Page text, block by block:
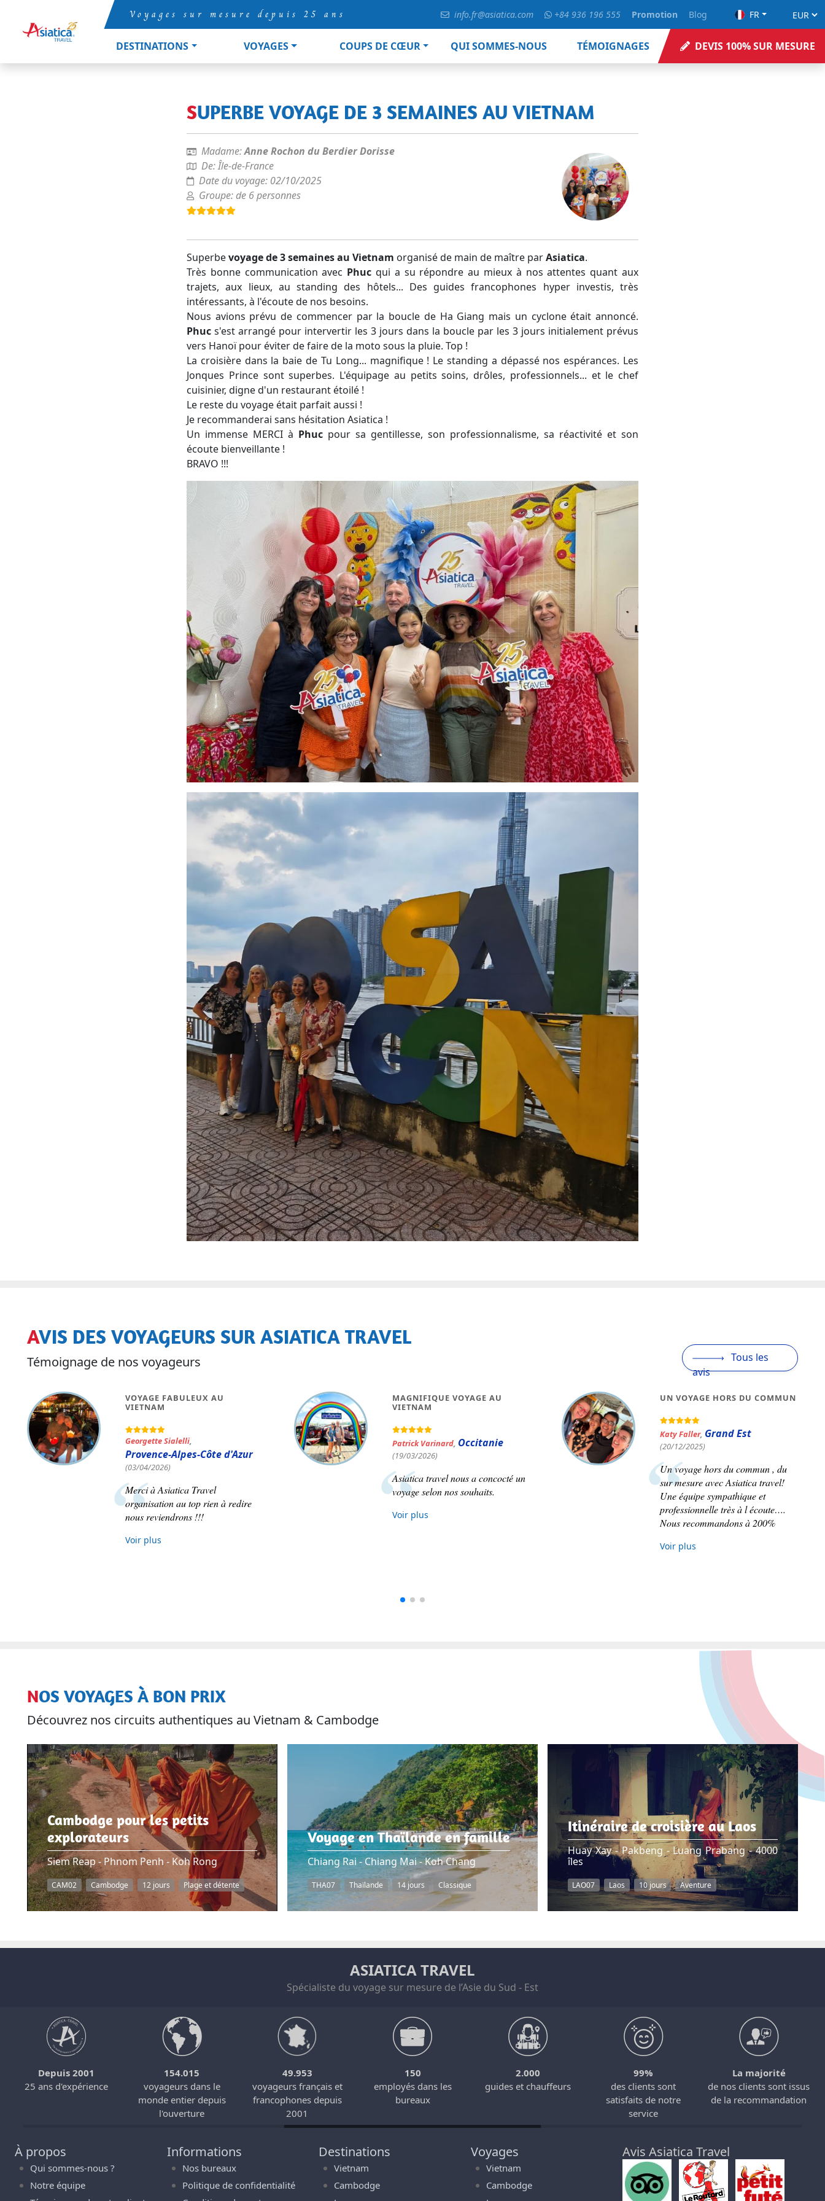
Voyages sur mesure depuis 25 ans info.fr@asiatica.com +84 936 196 555 Promotion Blog FR
DESTINATIONS VOYAGES COUPS DE CŒUR QUI SOMMES-NOUS TÉMOIGNAGES DEVIS 100% SUR MESURE
SUPERBE VOYAGE DE 3 SEMAINES AU VIETNAM
Madame:Anne Rochon du Berdier Dorisse
De:Île-de-France
Date du voyage: 02/10/2025
Groupe:de 6 personnes
Superbevoyage de 3 semaines au Vietnam organisé de main de maître parAsiatica.
Très bonne communication avec Phucqui a su répondre au mieux à nos attentes quant aux
trajets, aux lieux, au standing des hôtels... Des guides francophones hyper investis, très
intéressants, à l'écoute de nos besoins.
Nous avions prévu de commencer par la boucle de Ha Giang mais un cyclone était annoncé.
Phuc s'est arrangé pour intervertir les 3 jours dans la boucle par les 3 jours initialement prévus
vers Hanoï pour éviter de faire de la moto sous la pluie. Top !
La croisière dans la baie de Tu Long... magnifique ! Le standing a dépassé nos espérances. Les
Jonques Prince sont superbes. L'équipage au petits soins, drôles, professionnels... et le chef
cuisinier, digne d'un restaurant étoilé !
Le reste du voyage était parfait aussi !
Je recommanderai sans hésitation Asiatica !
Un immense MERCI à Phuc pour sa gentillesse, son professionnalisme, sa réactivité et son
écoute bienveillante !
BRAVO !!!
AVIS DES VOYAGEURS SUR ASIATICA TRAVEL
Témoignage de nos voyageurs
Tous les
avis
VOYAGE VIETNAM ET LAOS
Pierre-Maxime Paré
Ce voyage a été parfaitement
organisé du début à la fin. Notre
représentante fut Mme Le Thu et
nous n'avons que de bons mots à
son sujet.
SUPERBE VOYAGE DE 3
SEMAINES AU VIETNAM
Anne Rochon du Berdier Dorisse
Île-de-France
Superbe voyage de 3 semaines au
Vietnam organisé de main de
recommanderai sans hésitation
VOYAGE COMBINÉ LAOS ET
Eric Lenart,Hauts-de-France
Je dois dire que nos attentes furent
comblées, le bon équilibre entre
visites culturelles, immersion
nature, rencontres avec la
Voir plus
NOS VOYAGES À BON PRIX
Découvrez nos circuits authentiques au Vietnam & Cambodge
Cambodge pour les petits
explorateurs
Siem Reap - Phnom Penh - Koh Rong
CAM02 Cambodge 12 jours Plage et détente
Voyage en Thaïlande en famille
Chiang Rai - Chiang Mai - Koh Chang
THA07 Thaïlande 14 jours Classique
Itinéraire de croisière au Laos
Huay Xay - Pakbeng - Luang Prabang - 4000
îles
LAO07 Laos 10 jours Aventure
ASIATICA TRAVEL
Spécialiste du voyage sur mesure de l’Asie du Sud - Est
Depuis 2001
25 ans d'expérience
154.015
voyageurs dans le
monde entier depuis
l'ouverture
49.953
voyageurs français et
francophones depuis
2001
150
employés dans les
bureaux
2.000
guides et chauffeurs
99%
des clients sont
satisfaits de notre
service
La majorité
de nos clients sont issus
de la recommandation
À propos
Qui sommes-nous ?
Notre équipe
Informations
Nos bureaux
Politique de confidentialité
Destinations
Vietnam
Cambodge
Voyages
Vietnam
Cambodge
Avis Asiatica Travel